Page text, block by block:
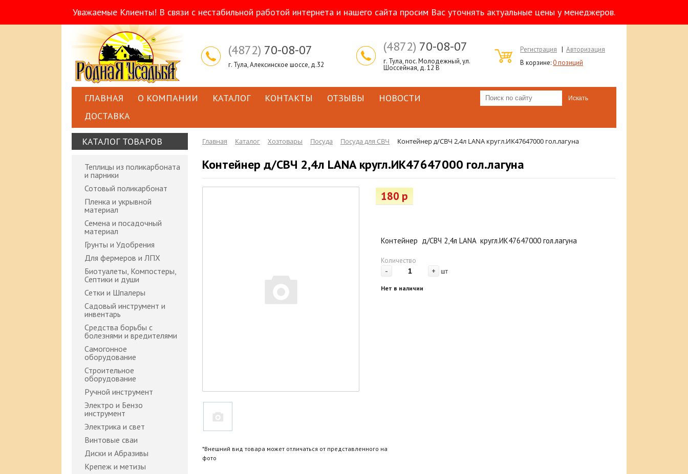
Уважаемые Клиенты! В связи с нестабильной работой интернета и нашего сайта просим Вас уточнять актуальные цены у менеджеров.
(4872) 70-08-07
г. Тула, Алексинское шоссе, д.32
(4872) 70-08-07
г. Тула, пос. Молодежный, ул.
Шоссейная, д. 12 В
Регистрация | Авторизация
В корзине:0 позиций
ГЛАВНАЯ О КОМПАНИИ КАТАЛОГ КОНТАКТЫ ОТЗЫВЫ
НОВОСТИ
ДОСТАВКА
КАТАЛОГ ТОВАРОВ
Теплицы из поликарбоната
и парники
Сотовый поликарбонат
Пленка и укрывной
материал
Семена и посадочный
материал
Грунты и Удобрения
Для фермеров и ЛПХ
Биотуалеты, Компостеры,
Септики и души
Сетки и Шпалеры
Садовый инструмент и
инвентарь
Средства борьбы с
болезнями и вредителями
Самогонное
оборудование
Строительное
оборудование
Ручной инструмент
Электро и Бензо
инструмент
Электрика и свет
Винтовые сваи
Диски и Абразивы
Крепеж и метизы
Главная Каталог Хозтовары Посуда Посуда для СВЧ Контейнер д/СВЧ 2,4л LANA кругл.ИК47647000 гол.лагуна
Контейнер д/СВЧ 2,4л LANA кругл.ИК47647000 гол.лагуна
180 р
Контейнер д/СВЧ 2,4л LANA кругл.ИК47647000 гол.лагуна
Количество
- + шт
Нет в наличии
*Внешний вид товара может отличаться от представленного на
фото